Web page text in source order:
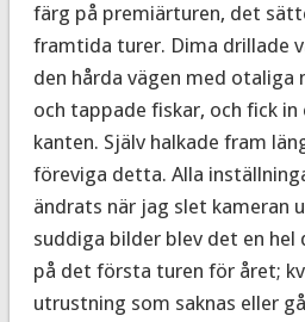
färg på premiärturen, det
framtida turer. Dima drillade
den hårda vägen med otaliga
och tappade fiskar, och fick
kanten. Själv halkade fram
föreviga detta. Alla
ändrats när jag slet kameran
suddiga bilder blev det en hel
på det första turen för året;
utrustning som saknas eller